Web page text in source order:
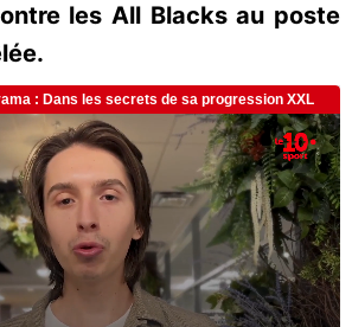
les All Blacks au poste